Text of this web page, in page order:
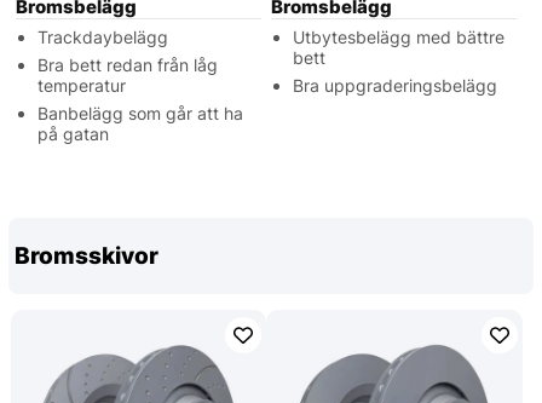
Bromsbelägg
Trackdaybelägg
Bra bett redan från låg
temperatur
Banbelägg som går att ha
på gatan
Bromsbelägg
Utbytesbelägg med bättre
bett
Bra uppgraderingsbelägg
Bromsskivor